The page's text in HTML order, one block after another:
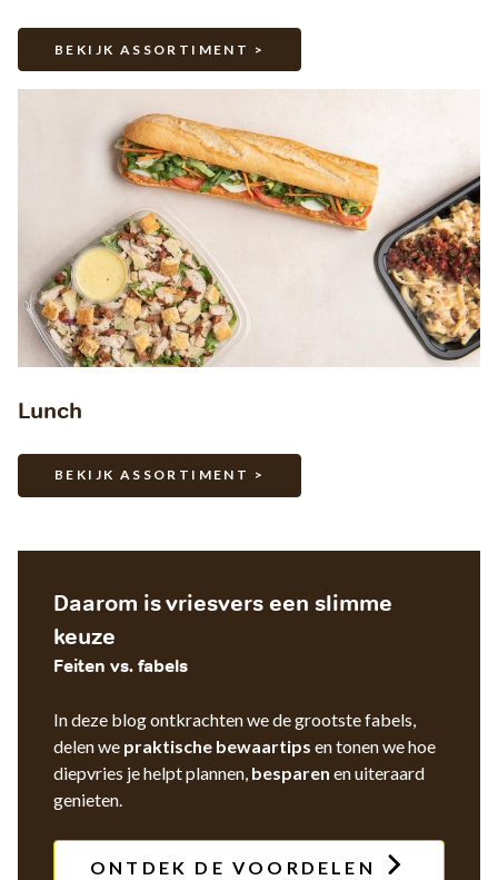
BEKIJK ASSORTIMENT >
Lunch
BEKIJK ASSORTIMENT >
Daarom is vriesvers een slimme
keuze
Feiten vs. fabels
In deze blog ontkrachten we de grootste fabels,
delen we praktische bewaartips en tonen we hoe
diepvries je helpt plannen, besparen en uiteraard
genieten.
ONTDEK DE VOORDELEN